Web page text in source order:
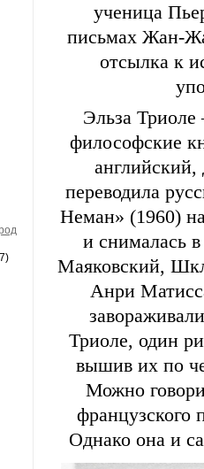
ученица
письмах Жан-
отсылка к
Эльза
философские
переводила
Неман» (1960)
и снималась
Маяковский,
Анри
Триоле, один
вышив их по
Можно
французского
Однако она и